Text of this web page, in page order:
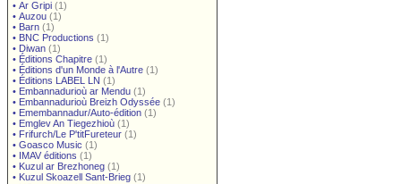
• Ar Gripi (1)
• Auzou (1)
• Barn (1)
• BNC Productions (1)
• Diwan (1)
• Éditions Chapitre (1)
• Éditions d'un Monde à l'Autre (1)
• Éditions LABEL LN (1)
• Embannadurioù ar Mendu (1)
• Embannadurioù Breizh Odyssée (1)
• Emembannadur/Auto-édition (1)
• Emglev An Tiegezhioù (1)
• Frifurch/Le P'titFureteur (1)
• Goasco Music (1)
• IMAV éditions (1)
• Kuzul ar Brezhoneg (1)
• Kuzul Skoazell Sant-Brieg (1)